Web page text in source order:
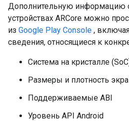
Дополнительную информацию
устройствах ARCore можно
из Google Play Console ,
сведения, относящиеся к
Система на кристалле
Размеры и плотность
Поддерживаемые ABI
Уровень API Android